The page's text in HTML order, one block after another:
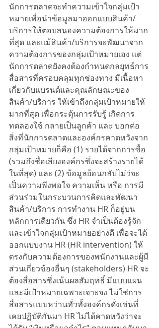
นักการตลาดจะทำความเข้าใจกลุ่มเป้า
หมายเพื่อนำข้อมูลมาออกแบบสินค้า/
บริการให้ตอบสนองความต้องการให้มาก
ที่สุด และแม้สินค้า/บริการจะพัฒนาจาก
ความต้องการของกลุ่มเป้าหมายเอง แต่
นักการตลาดยังคงต้องกำหนดกลยุทธ์การ
สื่อสารที่ครอบคลุมทุกช่องทาง มีเนื้อหา
เกี่ยวกับแบรนด์และคุณลักษณะของ
สินค้า/บริการ ให้เข้าถึงกลุ่มเป้าหมายให้
มากที่สุด เพื่อกระตุ้นการรับรู้ เกิดการ
ทดลองใช้ กลายเป็นลูกค้า และ บอกต่อ
สิ่งที่นักการตลาดและองค์กรคาดหวังจาก
กลุ่มเป้าหมายก็คือ (1) รายได้จากการซื้อ
(รวมถึงชื่อเสียงองค์กรซึ่งจะสร้างรายได้
ในที่สุด) และ (2) ข้อมูลย้อนกลับไม่ว่จะ
เป็นความพีงพอใจ ความเห็น หรือ การมี
ส่วนร่วมในกระบวนการคิดและพัฒนา
สินค้า/บริการ การทำงาน HR ก็อยู่บน
หลักการเดียวกัน ซึ่ง HR จำเป็นต้องรู้จัก
และเข้าใจกลุ่มเป้าหมายอย่างดี เพื่อจะได้
ออกแบบงาน HR (HR intervention) ให้
ตรงกับความต้องการของพนักงานและผู้มี
ส่วนเกี่ยวข้องอื่นๆ (stakeholders) HR จะ
ต้องสื่อสารซึ่งเน้นผลสัมฤทธิ์ มีแบบแผน
และมีเป้าหมายเฉพาะเจาะจง ไม่ใช่การ
สื่อสารแบบหว่านทั่วทั้งองค์กรดั่งเช่นที่
เคยปฏิบัติกันมา HR ไม่ได้คาดหวังว่าจะ